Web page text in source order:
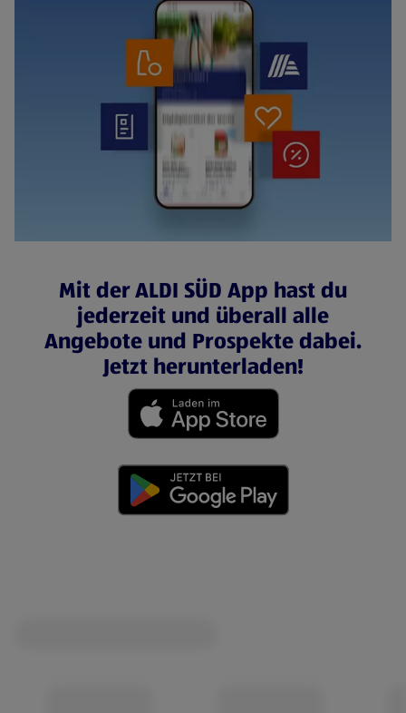
Mit der ALDI SÜD App hast du
jederzeit und überall alle
Angebote und Prospekte dabei.
Jetzt herunterladen!